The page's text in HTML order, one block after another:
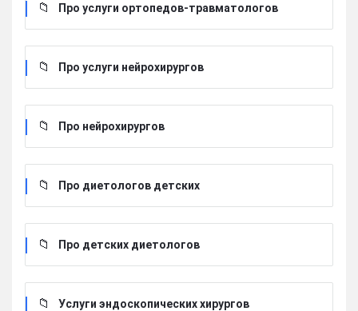
Про услуги ортопедов-травматологов
Про услуги нейрохирургов
Про нейрохирургов
Про диетологов детских
Про детских диетологов
Услуги эндоскопических хирургов